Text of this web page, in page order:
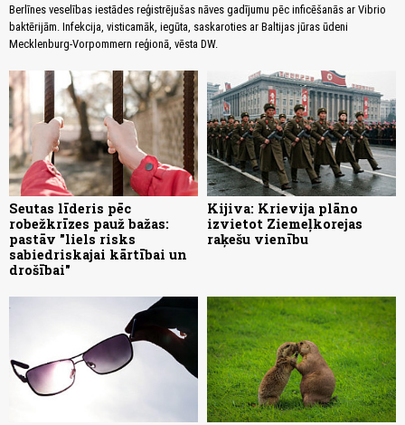
Berlīnes veselības iestādes reģistrējušas nāves gadījumu pēc inficēšanās ar Vibrio
baktērijām. Infekcija, visticamāk, iegūta, saskaroties ar Baltijas jūras ūdeni
Mecklenburg-Vorpommern reģionā, vēsta DW.
Seutas līderis pēc
robežkrīzes pauž bažas:
pastāv "liels risks
sabiedriskajai kārtībai un
drošībai"
Kijiva: Krievija plāno
izvietot Ziemeļkorejas
raķešu vienību